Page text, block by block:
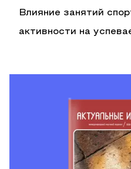
Влияние занятий
активности на